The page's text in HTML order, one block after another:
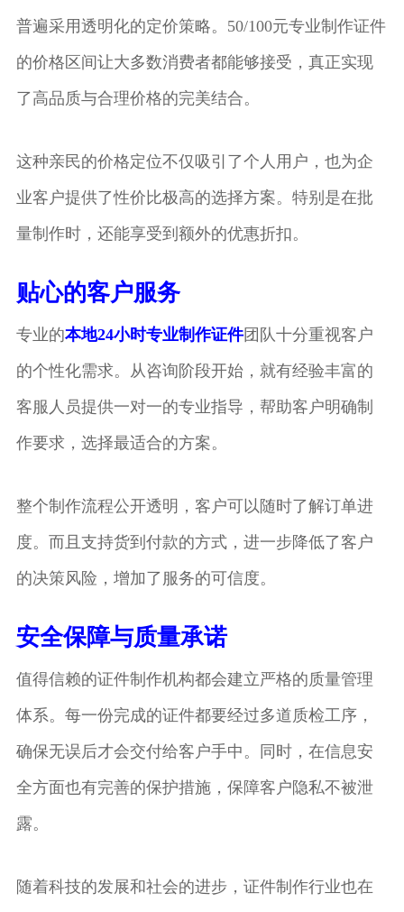
普遍采用透明化的定价策略。50/100元专业制作证件
的价格区间让大多数消费者都能够接受，真正实现
了高品质与合理价格的完美结合。
这种亲民的价格定位不仅吸引了个人用户，也为企
业客户提供了性价比极高的选择方案。特别是在批
量制作时，还能享受到额外的优惠折扣。
贴心的客户服务
专业的本地24小时专业制作证件团队十分重视客户
的个性化需求。从咨询阶段开始，就有经验丰富的
客服人员提供一对一的专业指导，帮助客户明确制
作要求，选择最适合的方案。
整个制作流程公开透明，客户可以随时了解订单进
度。而且支持货到付款的方式，进一步降低了客户
的决策风险，增加了服务的可信度。
安全保障与质量承诺
值得信赖的证件制作机构都会建立严格的质量管理
体系。每一份完成的证件都要经过多道质检工序，
确保无误后才会交付给客户手中。同时，在信息安
全方面也有完善的保护措施，保障客户隐私不被泄
露。
随着科技的发展和社会的进步，证件制作行业也在